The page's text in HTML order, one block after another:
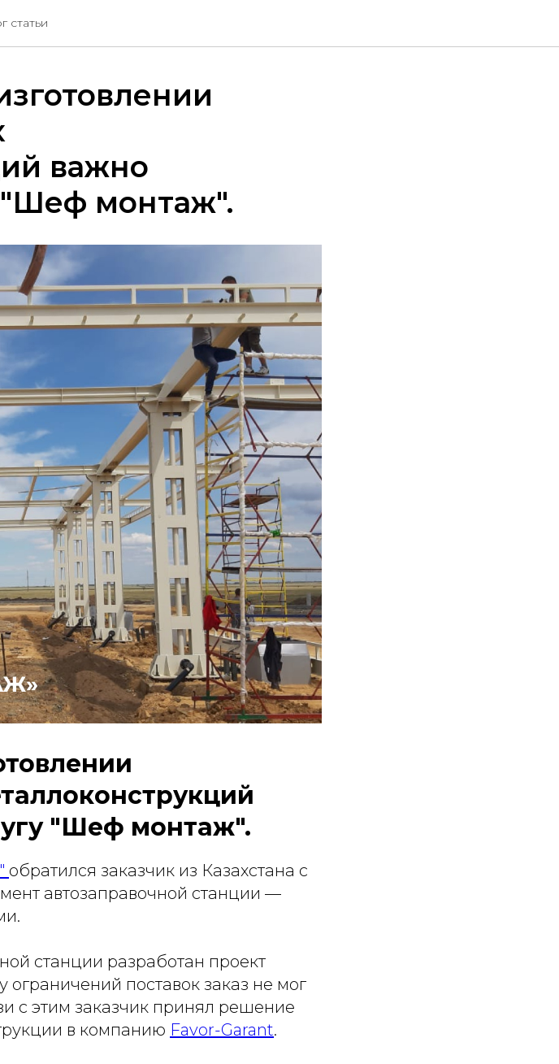
статьи
важно
"Шеф монтаж".
"Шеф монтаж".
обратился заказчик из Казахстана с
автозаправочной станции —
станции разработан проект
поставок заказ не мог
с этим заказчик принял решение
в компанию Favor-Garant.